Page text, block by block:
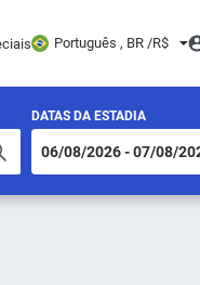
Português , BR /R$
DATAS DA ESTADIA